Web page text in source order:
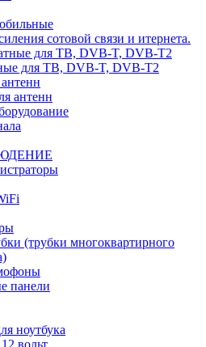
сотовой связи и итернета.
для ТВ, DVB-T, DVB-T2
для ТВ, DVB-T, DVB-T2
антенн
(трубки многоквартирного
панели
ноутбука
вольт